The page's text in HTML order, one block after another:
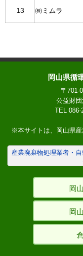
13 ㈱ミムラ
佐藤物産㈱
㈲坪井金属
21 安田産業㈱
22
㈱松原商店
ＮＩＫ環境㈱
津山工業原料㈱
津山工業原料㈱
明和製紙原料㈱
明和製紙原料㈱
佐藤物産㈱
岡山県循
〒701-
公益財
TEL 086-
※本サイトは、岡山県産
産業廃棄物処理業者・
岡
岡